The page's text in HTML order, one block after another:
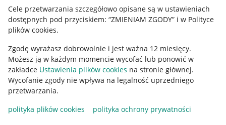
Cele przetwarzania szczegółowo opisane są w ustawieniach
dostępnych pod przyciskiem: “ZMIENIAM ZGODY” i w Polityce
plików cookies.
Zgodę wyrażasz dobrowolnie i jest ważna 12 miesięcy.
Możesz ją w każdym momencie wycofać lub ponowić w
zakładce Ustawienia plików cookies na stronie głównej.
Wycofanie zgody nie wpływa na legalność uprzedniego
przetwarzania.
polityka plików cookies
polityka ochrony prywatności
Udostępnianie lokalizacji
Informacje dla Aktu o Usługach Cyfrowych
Pobierz aplikację